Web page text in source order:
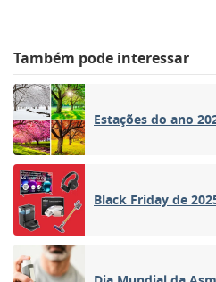
Também pode interessar
Estações do ano
Black Friday de